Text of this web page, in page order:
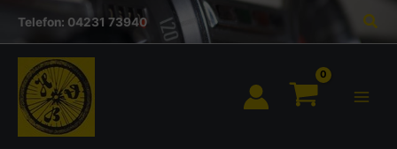
springen
Inhalt
Telefon: 04231 73940